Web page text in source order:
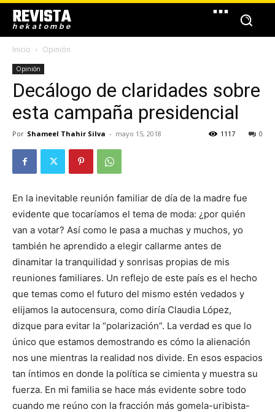
REVISTA
hekatombe
Inicio Opinión
Opinión
Decálogo de claridades sobre
esta campaña presidencial
Por Shameel Thahir Silva - mayo 15, 2018 0
1117
En la inevitable reunión familiar de día de la madre fue
evidente que tocaríamos el tema de moda: ¿por quién
van a votar? Así como le pasa a muchas y muchos, yo
también he aprendido a elegir callarme antes de
dinamitar la tranquilidad y sonrisas propias de mis
reuniones familiares. Un reflejo de este país es el hecho
que temas como el futuro del mismo estén vedados y
elijamos la autocensura, como diría Claudia López,
dizque para evitar la “polarización”. La verdad es que lo
único que estamos demostrando es cómo la alienación
nos une mientras la realidad nos divide. En esos espacios
tan íntimos en donde la política se cimienta y muestra su
fuerza. En mi familia se hace más evidente sobre todo
cuando me reúno con la fracción más gomela-uribista-